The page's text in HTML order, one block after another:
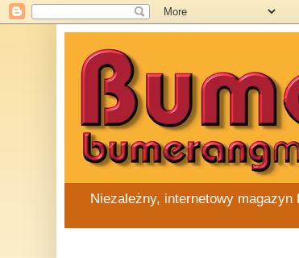
Niezależny, internetowy